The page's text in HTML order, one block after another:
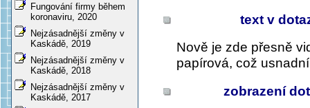
Fungování firmy během
koronaviru, 2020
Nejzásadnější změny v
Kaskádě, 2019
Nejzásadnější změny v
Kaskádě, 2018
Nejzásadnější změny v
Kaskádě, 2017
text v
Nově je zde přesně
papírová, což
zobrazení